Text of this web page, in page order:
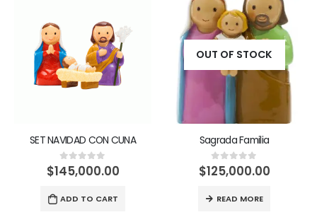
SET NAVIDAD CON CUNA
0out of 5
$145,000.00
ADD TO CART
OUT OF STOCK
Sagrada Familia
0out of 5
$125,000.00
READ MORE